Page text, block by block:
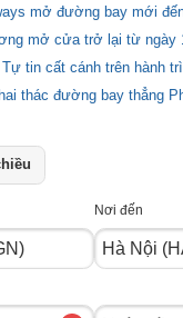
mở đường bay mới
mở cửa trở lại từ ngày
tin cất cánh trên hành
thác đường bay thẳng
Nơi đến
Ngày